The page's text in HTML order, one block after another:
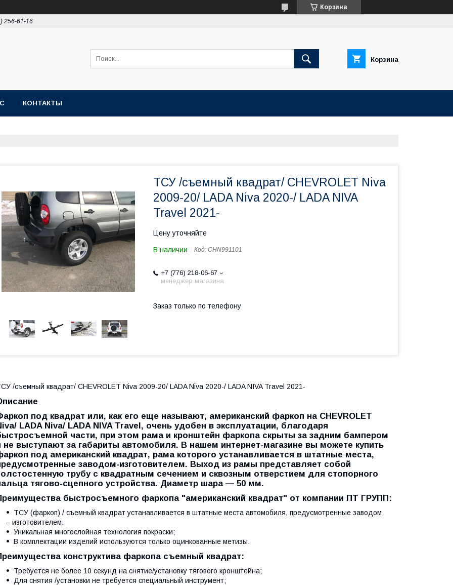
Корзина
256-61-16
Корзина
КОНТАКТЫ
ТСУ /съемный квадрат/ CHEVROLET Niva
2009-20/ LADA Niva 2020-/ LADA NIVA
Travel 2021-
Цену уточняйте
В наличии Код: CHN991101
+7 (776) 218-06-67
менеджер магазина
Заказ только по телефону
/съемный квадрат/ CHEVROLET Niva 2009-20/ LADA Niva 2020-/ LADA NIVA Travel 2021-
под квадрат или, как его еще называют, американский фаркоп на CHEVROLET
LADA Niva/ LADA NIVA Travel, очень удобен в эксплуатации, благодаря
части, при этом рама и кронштейн фаркопа скрыты за задним бампером
не выступают за габариты автомобиля. В нашем интернет-магазине вы можете купить
под американский квадрат, рама которого устанавливается в штатные места,
заводом-изготовителем. Выход из рамы представляет собой
трубу с квадратным сечением и сквозным отверстием для стопорного
тягово-сцепного устройства. Диаметр шара — 50 мм.
быстросъемного фаркопа "американский квадрат" от компании ПТ ГРУПП:
ТСУ (фаркоп) / съемный квадрат устанавливается в штатные места автомобиля, предусмотренные заводом
– изготовителем.
Уникальная многослойная технология покраски;
В комплектации изделий используются только оцинкованные метизы.
конструктива фаркопа съемный квадрат:
Требуется не более 10 секунд на снятие/установку тягового кронштейна;
Для снятия /установки не требуется специальный инструмент;